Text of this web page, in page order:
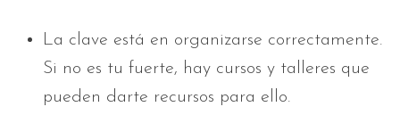
La clave está en organizarse correctamente.
Si no es tu fuerte, hay cursos y talleres que
pueden darte recursos para ello.